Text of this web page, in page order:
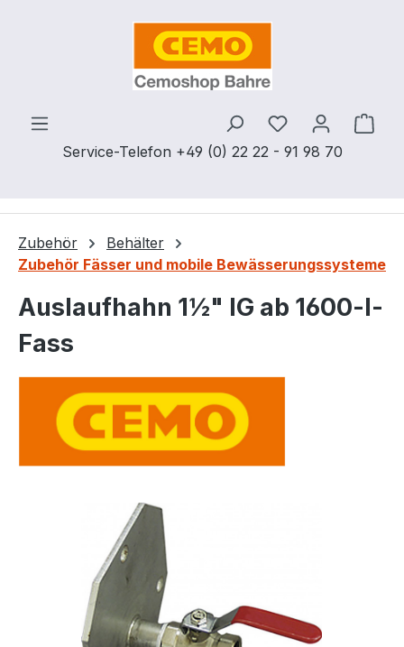
Zum Hauptinhalt springen
Service-Telefon +49 (0) 22 22 - 91 98 70
Du hast 0
Zubehör
Behälter
Zubehör Fässer und mobile Bewässerungssysteme
Auslaufhahn 1½" IG ab 1600-l-
Fass
Bildergalerie überspringen